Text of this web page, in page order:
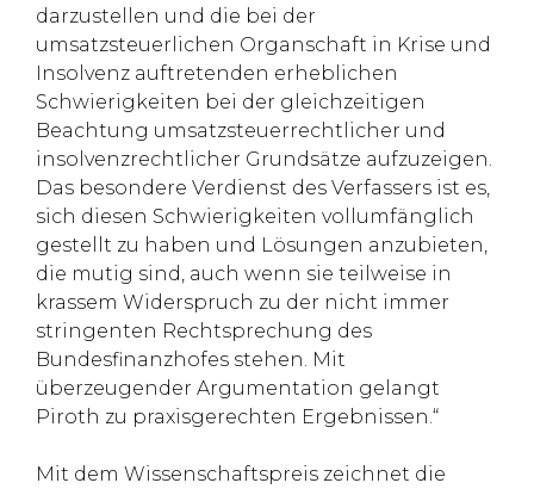
darzustellen und die bei der
umsatzsteuerlichen Organschaft in Krise und
Insolvenz auftretenden erheblichen
Schwierigkeiten bei der gleichzeitigen
Beachtung umsatzsteuerrechtlicher und
insolvenzrechtlicher Grundsätze aufzuzeigen.
Das besondere Verdienst des Verfassers ist es,
sich diesen Schwierigkeiten vollumfänglich
gestellt zu haben und Lösungen anzubieten,
die mutig sind, auch wenn sie teilweise in
krassem Widerspruch zu der nicht immer
stringenten Rechtsprechung des
Bundesfinanzhofes stehen. Mit
überzeugender Argumentation gelangt
Piroth zu praxisgerechten Ergebnissen.“
Mit dem Wissenschaftspreis zeichnet die